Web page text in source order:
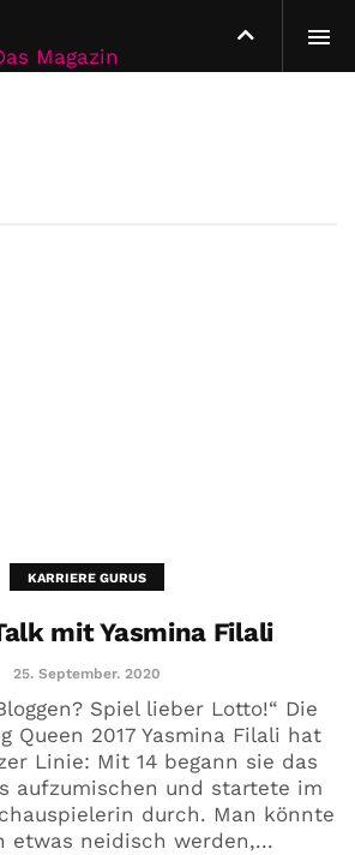
KARRIERE GURUS
mit Yasmina Filali
25. September. 2020
Spiel lieber Lotto!“ Die
Queen 2017 Yasmina Filali hat
Linie: Mit 14 begann sie das
aufzumischen und startete im
durch. Man könnte
etwas neidisch werden,...